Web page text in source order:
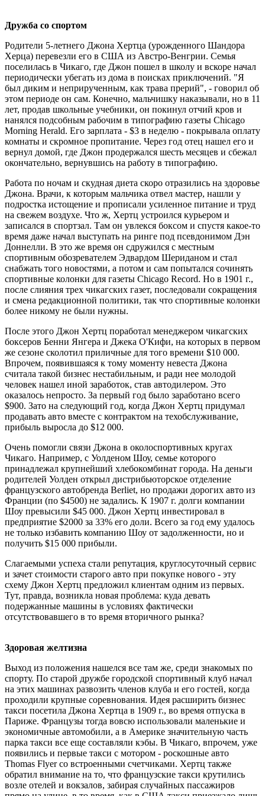
Дружба со спортом
Родители 5-летнего Джона Хертца (урожденного Шандора
Херца) перевезли его в США из Австро-Венгрии. Семья
поселилась в Чикаго, где Джон пошел в школу и вскоре начал
периодически убегать из дома в поисках приключений. "Я
был диким и неприрученным, как трава прерий", - говорил об
этом периоде он сам. Конечно, мальчишку наказывали, но в 11
лет, продав школьные учебники, он покинул отчий кров и
нанялся подсобным рабочим в типографию газеты Chicago
Morning Herald. Его зарплата - $3 в неделю - покрывала оплату
комнаты и скромное пропитание. Через год отец нашел его и
вернул домой, где Джон продержался шесть месяцев и сбежал
окончательно, вернувшись на работу в типографию.
Работа по ночам и скудная диета скоро отразились на здоровье
Джона. Врачи, к которым мальчика отвел мастер, нашли у
подростка истощение и прописали усиленное питание и труд
на свежем воздухе. Что ж, Хертц устроился курьером и
записался в спортзал. Там он увлекся боксом и спустя какое-то
время даже начал выступать на ринге под псевдонимом Дэн
Доннелли. В это же время он сдружился с местным
спортивным обозревателем Эдвардом Шериданом и стал
снабжать того новостями, а потом и сам попытался сочинять
спортивные колонки для газеты Chicago Record. Но в 1901 г.,
после слияния трех чикагских газет, последовали сокращения
и смена редакционной политики, так что спортивные колонки
более никому не были нужны.
После этого Джон Хертц поработал менеджером чикагских
боксеров Бенни Янгера и Джека О'Кифи, на которых в первом
же сезоне сколотил приличные для того времени $10 000.
Впрочем, появившаяся к тому моменту невеста Джона
считала такой бизнес нестабильным, и ради нее молодой
человек нашел иной заработок, став автодилером. Это
оказалось непросто. За первый год было заработано всего
$900. Зато на следующий год, когда Джон Хертц придумал
продавать авто вместе с контрактом на техобслуживание,
прибыль выросла до $12 000.
Очень помогли связи Джона в околоспортивных кругах
Чикаго. Например, с Уолденом Шоу, семье которого
принадлежал крупнейший хлебокомбинат города. На деньги
родителей Уолден открыл дистрибьюторское отделение
французского автобренда Berliet, но продажи дорогих авто из
Франции (по $4500) не задались. К 1907 г. долги компании
Шоу превысили $45 000. Джон Хертц инвестировал в
предприятие $2000 за 33% его доли. Всего за год ему удалось
не только избавить компанию Шоу от задолженности, но и
получить $15 000 прибыли.
Слагаемыми успеха стали репутация, круглосуточный сервис
и зачет стоимости старого авто при покупке нового - эту
схему Джон Хертц предложил клиентам одним из первых.
Тут, правда, возникла новая проблема: куда девать
подержанные машины в условиях фактически
отсутствовавшего в то время вторичного рынка?
Здоровая желтизна
Выход из положения нашелся все там же, среди знакомых по
спорту. По старой дружбе городской спортивный клуб начал
на этих машинах развозить членов клуба и его гостей, когда
проходили крупные соревнования. Идея расширить бизнес
такси посетила Джона Хертца в 1909 г., во время отпуска в
Париже. Французы тогда вовсю использовали маленькие и
экономичные автомобили, а в Америке значительную часть
парка такси все еще составляли кэбы. В Чикаго, впрочем, уже
появились и первые такси с мотором - роскошные авто
Thomas Flyer со встроенными счетчиками. Хертц также
обратил внимание на то, что французские такси крутились
возле отелей и вокзалов, забирая случайных пассажиров